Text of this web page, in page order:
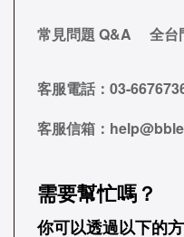
常見問題 Q&A 全台
客服電話： 03-
客服信箱：
需要幫忙嗎？
你可以透過以下的